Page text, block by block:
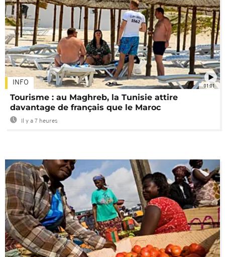
01:01
INFO
Tourisme : au Maghreb, la Tunisie attire
davantage de français que le Maroc
Il y a 7 heures